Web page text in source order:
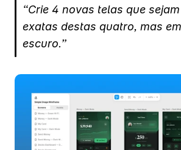
“Crie 4 novas telas que
exatas destas quatro, mas
escuro.”